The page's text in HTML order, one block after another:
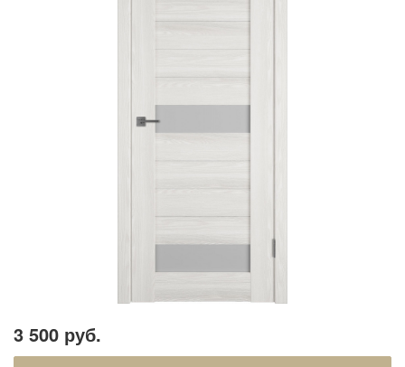
3 500 руб.